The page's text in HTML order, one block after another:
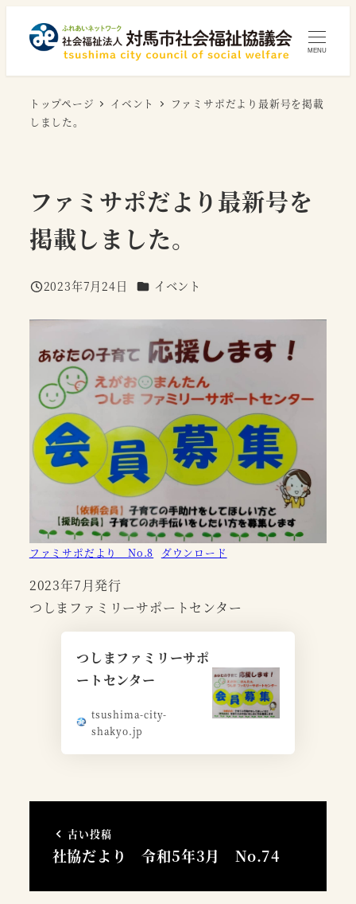
MENU
トップページ イベント
ファミサポだより最新号を掲載
しました。
ファミサポだより最新号を
掲載しました。
投稿日
2023年7月24日 カテゴリー
イベント
ファミサポだより No.8 ダウンロード
2023年7月発行
つしまファミリーサポートセンター
つしまファミリーサポ
ートセンター
tsushima-city-
shakyo.jp
古い投稿
社協だより 令和5年3月 No.74